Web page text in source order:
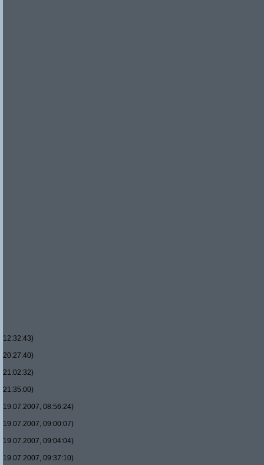
12:32:43)
20:27:40)
21:02:32)
21:35:00)
19.07.2007, 08:56:24)
19.07.2007, 09:00:07)
19.07.2007, 09:04:04)
19.07.2007, 09:37:10)